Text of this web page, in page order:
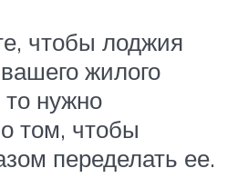
чтобы лоджия
жилого
то нужно
том, чтобы
переделать ее.